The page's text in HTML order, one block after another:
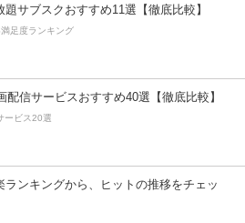
題サブスクおすすめ11選【徹底比較】
足度ランキング
配信サービスおすすめ40選【徹底比較】
ービス20選
ランキングから、ヒットの推移をチェッ